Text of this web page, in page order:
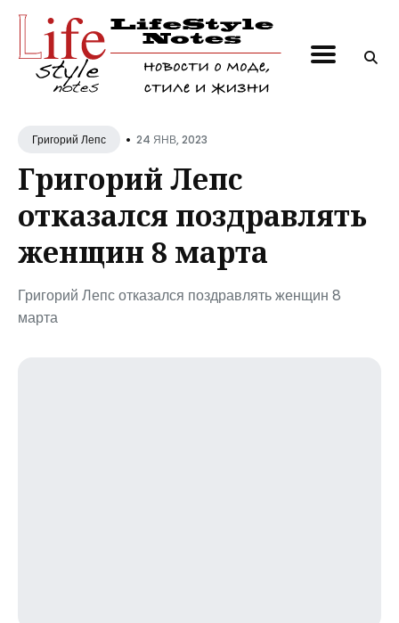
Поиск
Григорий Лепс • 24 ЯНВ, 2023
Григорий Лепс
отказался поздравлять
женщин 8 марта
Григорий Лепс отказался поздравлять женщин 8
марта